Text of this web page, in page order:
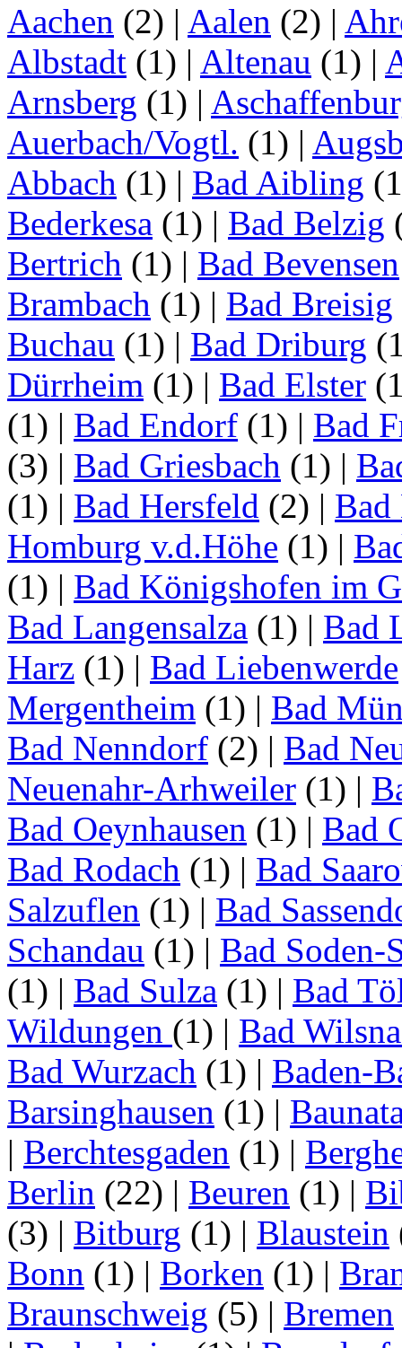
Aachen (2) | Aalen (2) |
Albstadt (1) | Altenau (1) |
Arnsberg (1) |
Auerbach/Vogtl. (1) |
Abbach (1) | Bad Aibling
Bederkesa (1) | Bad Belzig
Bertrich (1) | Bad Bevensen
Brambach (1) | Bad Breisig
Buchau (1) | Bad Driburg
Dürrheim (1) | Bad Elster
(1) | Bad Endorf (1) | Bad
(3) | Bad Griesbach (1) |
(1) | Bad Hersfeld (2) | Bad
Homburg v.d.Höhe (1) |
(1) | Bad Königshofen im
Bad Langensalza (1) | Bad
Harz (1) | Bad Liebenwerde
Mergentheim (1) | Bad
Bad Nenndorf (2) | Bad
Neuenahr-Arhweiler (1) |
Bad Oeynhausen (1) | Bad
Bad Rodach (1) | Bad
Salzuflen (1) | Bad
Schandau (1) | Bad Soden-
(1) | Bad Sulza (1) | Bad
Wildungen (1) | Bad
Bad Wurzach (1) | Baden-
Barsinghausen (1) |
| Berchtesgaden (1) |
Berlin (22) | Beuren (1) |
(3) | Bitburg (1) | Blaustein
Bonn (1) | Borken (1) |
Braunschweig (5) | Bremen